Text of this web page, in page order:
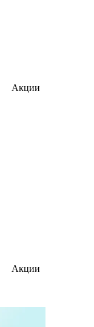
Акции
Акции